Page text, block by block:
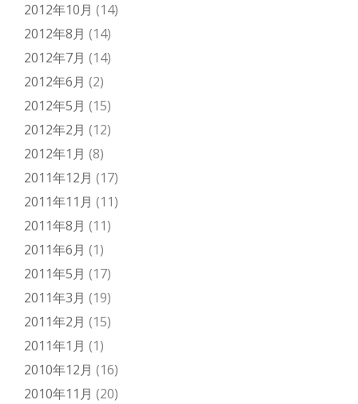
2012年10月 (14)
2012年8月 (14)
2012年7月 (14)
2012年6月 (2)
2012年5月 (15)
2012年2月 (12)
2012年1月 (8)
2011年12月 (17)
2011年11月 (11)
2011年8月 (11)
2011年6月 (1)
2011年5月 (17)
2011年3月 (19)
2011年2月 (15)
2011年1月 (1)
2010年12月 (16)
2010年11月 (20)